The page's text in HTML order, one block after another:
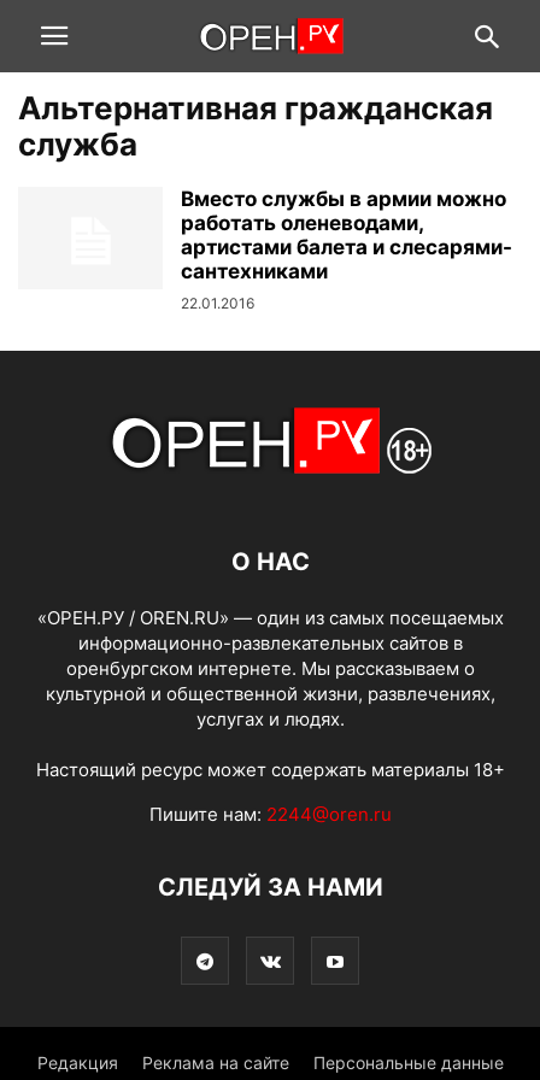
Альтернативная гражданская
служба
Вместо службы в армии можно
работать оленеводами,
артистами балета и слесарями-
сантехниками
22.01.2016
О НАС
«ОРЕН.РУ / OREN.RU» — один из самых посещаемых
информационно-развлекательных сайтов в
оренбургском интернете. Мы рассказываем о
культурной и общественной жизни, развлечениях,
услугах и людях.
Настоящий ресурс может содержать материалы 18+
Пишите нам: 2244@oren.ru
СЛЕДУЙ ЗА НАМИ
Редакция Реклама на сайте Персональные данные